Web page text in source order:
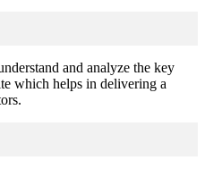
and analyze the key
which helps in delivering a